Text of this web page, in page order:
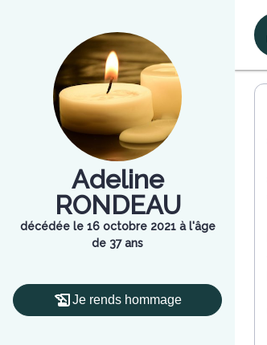
Adeline
RONDEAU
décédée le 16 octobre 2021 à l'âge
de 37 ans
Je rends hommage